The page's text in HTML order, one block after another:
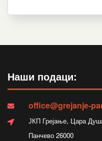
Наши подаци:
office@grejanje-
ЈКП Грејање, Цара
Панчево 26000